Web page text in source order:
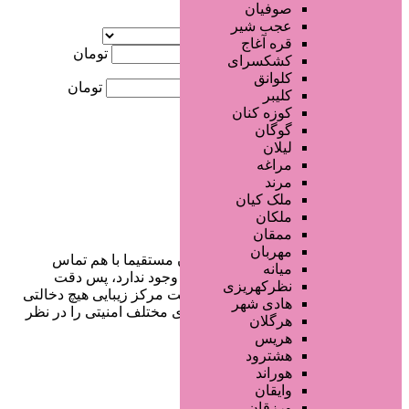
صوفیان
عجب شیر
قره آغاج
کشکسرای
کلوانق
کلیبر
کوزه کنان
گوگان
لیلان
مراغه
مرند
ملک کیان
ملکان
ممقان
مهربان
میانه
نظرکهریزی
هادی شهر
هرگلان
هریس
هشترود
هوراند
وایقان
کمترین قیمت
تومان
بیشترین قیمت تومان
در سایت تبلیغاتی مرکز زیبایی کاربران مستقیما با هم تماس
می‌گیرند و هیچ واسطه‌ای در این میان وجود ندارد، پس دقت
فرمایید که در خرید و فروشِ شما سایت مرکز زیبایی هیچ دخالتی
نداشته و کاربران باید خودشان جنبه‌های مختلف امنیتی را در نظر
دسترسی سریع